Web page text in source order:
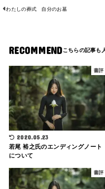
わたしの葬式 自分のお墓
RECOMMEND
書評
2020.05.23
若尾 裕之氏のエンディングノート
について
書評